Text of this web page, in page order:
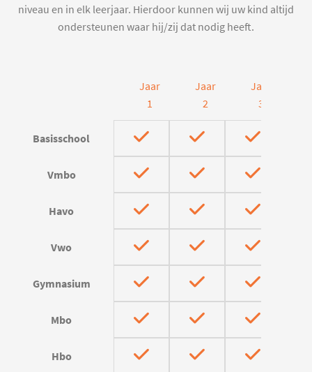
niveau en in elk leerjaar. Hierdoor kunnen wij uw kind altijd
ondersteunen waar hij/zij dat nodig heeft.
Jaar
1
Jaar
2
Jaar
3
Basisschool
Vmbo
Havo
Vwo
Gymnasium
Mbo
Hbo